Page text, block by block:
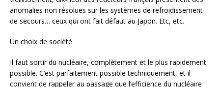
anomalies non résolues sur les systèmes de refroidissement
de secours… ceux qui ont fait défaut au Japon. Etc, etc.
Un choix de société
Il faut sortir du nucléaire, complètement et le plus rapidement
possible. C’est parfaitement possible techniquement, et il
convient de rappeler au passage que l’efficience du nucléaire